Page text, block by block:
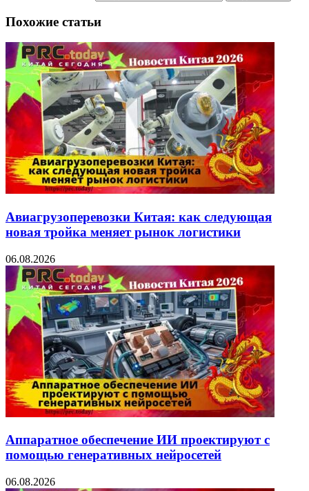
Похожие статьи
Авиагрузоперевозки Китая: как следующая
новая тройка меняет рынок логистики
06.08.2026
Аппаратное обеспечение ИИ проектируют с
помощью генеративных нейросетей
06.08.2026